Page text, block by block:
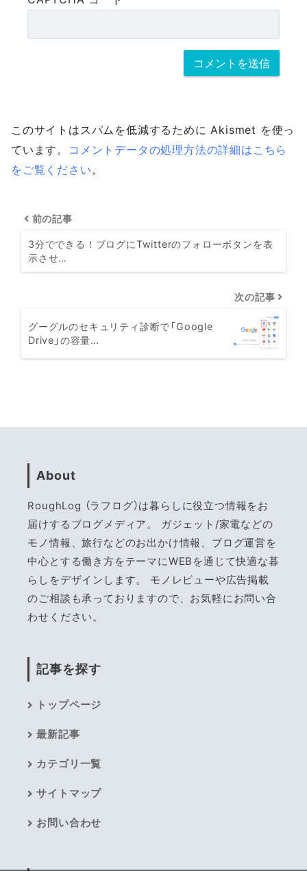
このサイトはスパムを低減するために Akismet を使っ
ています。 コメントデータの処理方法の詳細はこちら
をご覧ください。
前の記事
3分でできる！ブログにTwitterのフォローボタンを表
示させ…
次の記事
グーグルのセキュリティ診断で「Google
Drive」の容量…
About
RoughLog （ラフログ）は暮らしに役立つ情報をお
届けするブログメディア。 ガジェット/家電などの
モノ情報、旅行などのお出かけ情報、ブログ運営を
中心とする働き方をテーマにWEBを通じて快適な暮
らしをデザインします。 モノレビューや広告掲載
のご相談も承っておりますので、お気軽にお問い合
わせください。
記事を探す
トップページ
最新記事
カテゴリ一覧
サイトマップ
お問い合わせ